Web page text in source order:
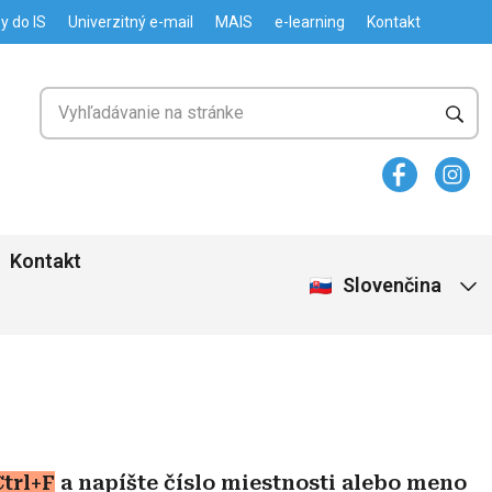
do IS Univerzitný e-mail MAIS e-learning Kontakt
Kontakt
Slovenčina
a napíšte číslo miestnosti alebo meno